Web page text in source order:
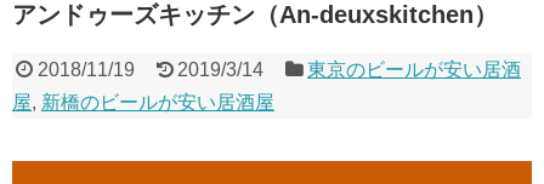
アンドゥーズキッチン（An-deuxskitchen）
2018/11/19 2019/3/14
東京のビールが安い居酒
屋, 新橋のビールが安い居酒屋